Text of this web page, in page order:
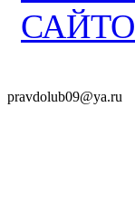
pravdolub09@ya.ru